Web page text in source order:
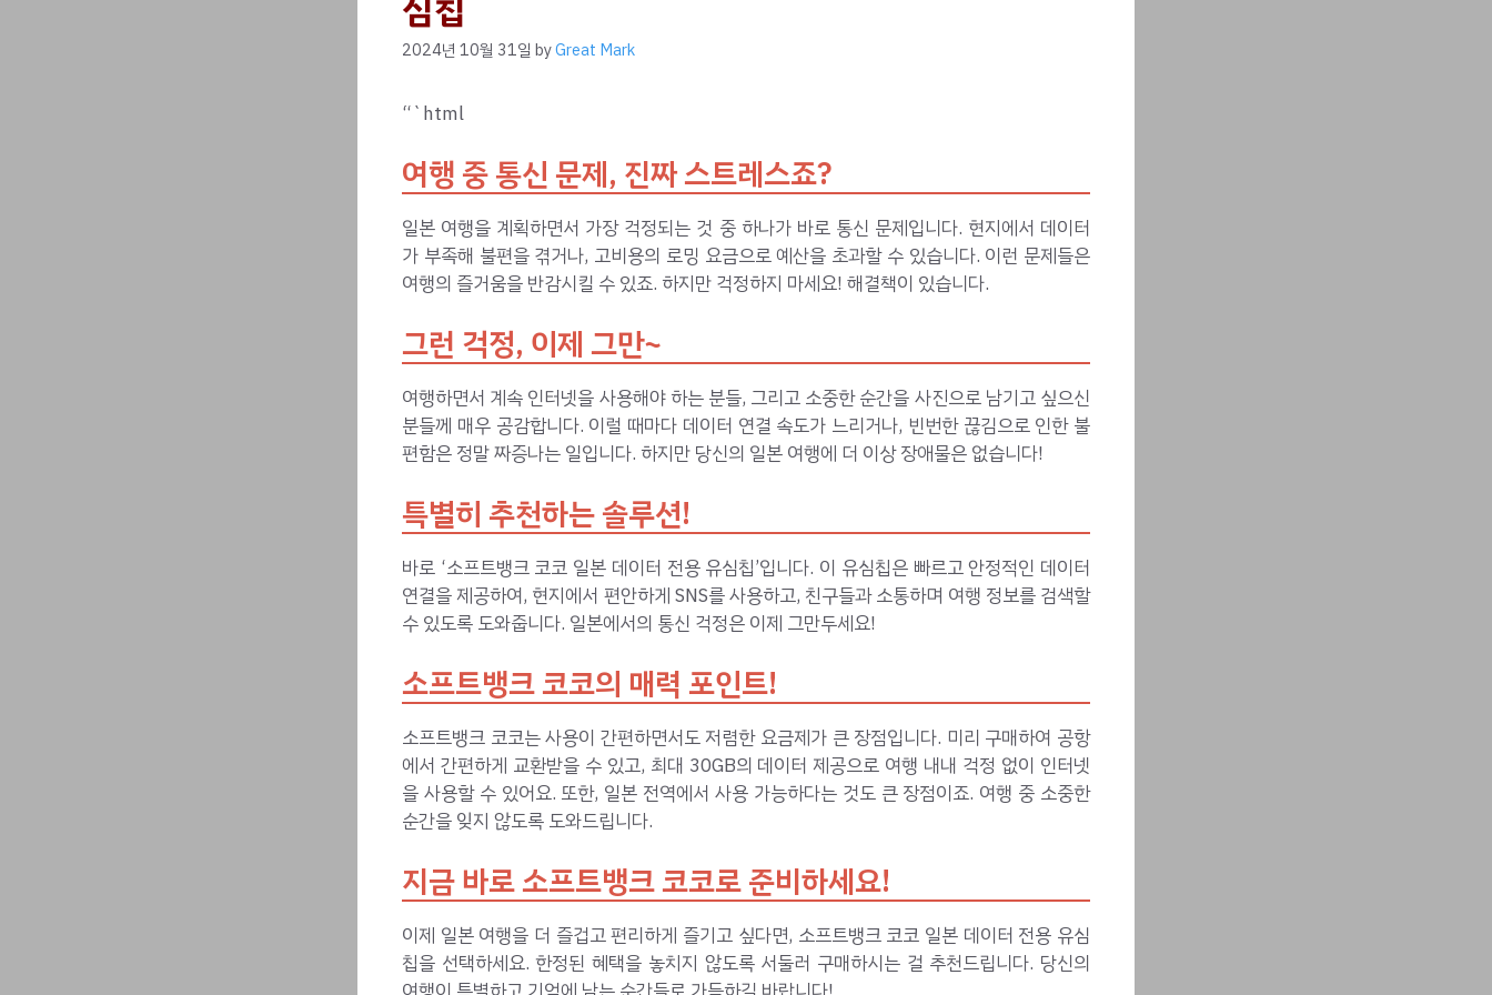
2024년 10월 31일 byGreat Mark
“`html
여행 중 통신 문제, 진짜 스트레스죠?
일본 여행을 계획하면서 가장 걱정되는 것 중 하나가 바로 통신 문제입니다. 현지에서 데이터
가 부족해 불편을 겪거나, 고비용의 로밍 요금으로 예산을 초과할 수 있습니다. 이런 문제들은
여행의 즐거움을 반감시킬 수 있죠. 하지만 걱정하지 마세요! 해결책이 있습니다.
그런 걱정, 이제 그만~
여행하면서 계속 인터넷을 사용해야 하는 분들, 그리고 소중한 순간을 사진으로 남기고 싶으신
분들께 매우 공감합니다. 이럴 때마다 데이터 연결 속도가 느리거나, 빈번한 끊김으로 인한 불
편함은 정말 짜증나는 일입니다. 하지만 당신의 일본 여행에 더 이상 장애물은 없습니다!
특별히 추천하는 솔루션!
바로 ‘소프트뱅크 코코 일본 데이터 전용 유심칩’입니다. 이 유심칩은 빠르고 안정적인 데이터
연결을 제공하여, 현지에서 편안하게 SNS를 사용하고, 친구들과 소통하며 여행 정보를 검색할
수 있도록 도와줍니다. 일본에서의 통신 걱정은 이제 그만두세요!
소프트뱅크 코코의 매력 포인트!
소프트뱅크 코코는 사용이 간편하면서도 저렴한 요금제가 큰 장점입니다. 미리 구매하여 공항
에서 간편하게 교환받을 수 있고, 최대 30GB의 데이터 제공으로 여행 내내 걱정 없이 인터넷
을 사용할 수 있어요. 또한, 일본 전역에서 사용 가능하다는 것도 큰 장점이죠. 여행 중 소중한
순간을 잊지 않도록 도와드립니다.
지금 바로 소프트뱅크 코코로 준비하세요!
이제 일본 여행을 더 즐겁고 편리하게 즐기고 싶다면, 소프트뱅크 코코 일본 데이터 전용 유심
칩을 선택하세요. 한정된 혜택을 놓치지 않도록 서둘러 구매하시는 걸 추천드립니다. 당신의